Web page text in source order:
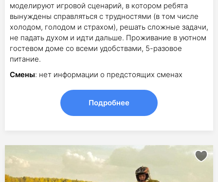
моделируют игровой сценарий, в котором ребята
вынуждены справляться с трудностями (в том числе
холодом, голодом и страхом), решать сложные задачи,
не падать духом и идти дальше. Проживание в уютном
гостевом доме со всеми удобствами, 5-разовое
питание.
Смены: нет информации о предстоящих сменах
Подробнее